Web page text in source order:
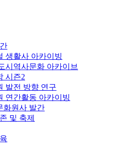
생활사 아카이빙
시역사문화 아카이브
시즌2
발전 방향 연구
연간활동 아카이빙
화원사 발간
및 축제